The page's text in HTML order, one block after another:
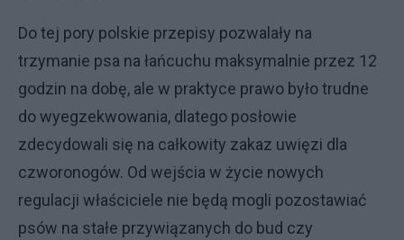
Do tej pory polskie przepisy pozwalały na
trzymanie psa na łańcuchu maksymalnie przez 12
godzin na dobę, ale w praktyce prawo było trudne
do wyegzekwowania, dlatego posłowie
zdecydowali się na całkowity zakaz uwięzi dla
czworonogów. Od wejścia w życie nowych
regulacji właściciele nie będą mogli pozostawiać
psów na stałe przywiązanych do bud czy